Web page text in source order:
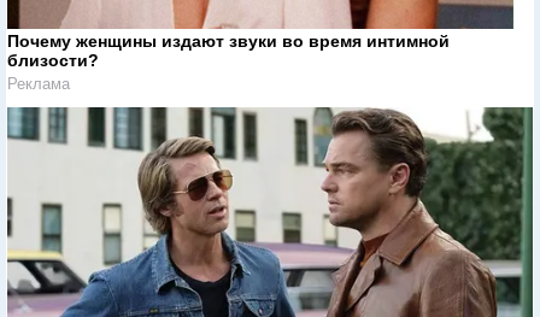
Почему женщины издают звуки во время интимной
близости?
Реклама